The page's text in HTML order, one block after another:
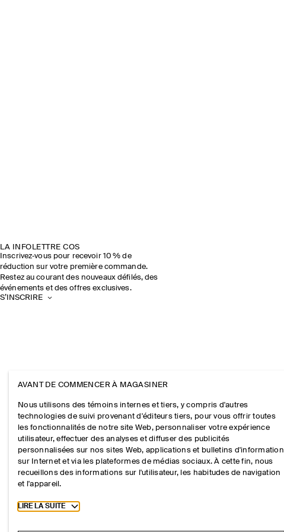
LA INFOLETTRE COS
Inscrivez‑vous pour recevoir 10 % de
réduction sur votre première commande.
Restez au courant des nouveaux défilés, des
événements et des offres exclusives.
S’INSCRIRE
AVANT DE COMMENCER À MAGASINER
Nous utilisons des témoins internes et tiers, y compris d'autres
technologies de suivi provenant d'éditeurs tiers, pour vous offrir toutes
les fonctionnalités de notre site Web, personnaliser votre expérience
utilisateur, effectuer des analyses et diffuser des publicités
personnalisées sur nos sites Web, applications et bulletins d'information
sur Internet et via les plateformes de médias sociaux. À cette fin, nous
recueillons des informations sur l'utilisateur, les habitudes de navigation
et l'appareil.
Toggle more cookie information
LIRE LA SUITE